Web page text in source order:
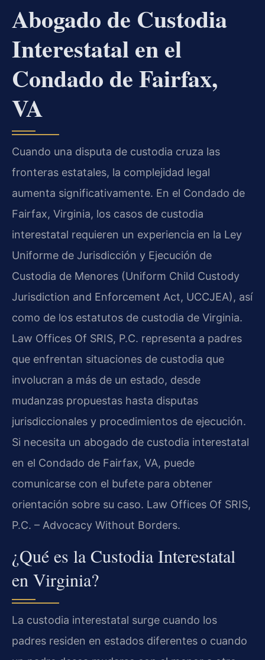
Abogado de Custodia
Interestatal en el
Condado de Fairfax,
VA
Cuando una disputa de custodia cruza las
fronteras estatales, la complejidad legal
aumenta significativamente. En el Condado de
Fairfax, Virginia, los casos de custodia
interestatal requieren un experiencia en la Ley
Uniforme de Jurisdicción y Ejecución de
Custodia de Menores (Uniform Child Custody
Jurisdiction and Enforcement Act, UCCJEA), así
como de los estatutos de custodia de Virginia.
Law Offices Of SRIS, P.C. representa a padres
que enfrentan situaciones de custodia que
involucran a más de un estado, desde
mudanzas propuestas hasta disputas
jurisdiccionales y procedimientos de ejecución.
Si necesita un abogado de custodia interestatal
en el Condado de Fairfax, VA, puede
comunicarse con el bufete para obtener
orientación sobre su caso. Law Offices Of SRIS,
P.C. – Advocacy Without Borders.
¿Qué es la Custodia Interestatal
en Virginia?
La custodia interestatal surge cuando los
padres residen en estados diferentes o cuando